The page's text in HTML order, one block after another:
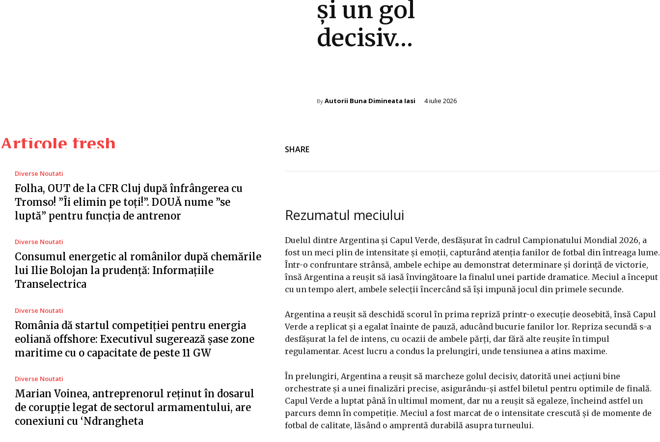
și un gol
decisiv…
By Autorii Buna Dimineata Iasi 4 iulie 2026
Articole fresh
Diverse Noutati
Folha, OUT de la CFR Cluj după înfrângerea cu
Tromso! ”Îi elimin pe toți!”. DOUĂ nume ”se
luptă” pentru funcția de antrenor
Diverse Noutati
Consumul energetic al românilor după chemările
lui Ilie Bolojan la prudență: Informațiile
Transelectrica
Diverse Noutati
România dă startul competiției pentru energia
eoliană offshore: Executivul sugerează șase zone
maritime cu o capacitate de peste 11 GW
Diverse Noutati
Marian Voinea, antreprenorul reținut în dosarul
de corupție legat de sectorul armamentului, are
conexiuni cu ‘Ndrangheta
SHARE
Rezumatul meciului
Duelul dintre Argentina și Capul Verde, desfășurat în cadrul Campionatului Mondial 2026, a
fost un meci plin de intensitate și emoții, capturând atenția fanilor de fotbal din întreaga lume.
Într-o confruntare strânsă, ambele echipe au demonstrat determinare și dorință de victorie,
însă Argentina a reușit să iasă învingătoare la finalul unei partide dramatice. Meciul a început
cu un tempo alert, ambele selecții încercând să își impună jocul din primele secunde.
Argentina a reușit să deschidă scorul în prima repriză printr-o execuție deosebită, însă Capul
Verde a replicat și a egalat înainte de pauză, aducând bucurie fanilor lor. Repriza secundă s-a
desfășurat la fel de intens, cu ocazii de ambele părți, dar fără alte reușite în timpul
regulamentar. Acest lucru a condus la prelungiri, unde tensiunea a atins maxime.
În prelungiri, Argentina a reușit să marcheze golul decisiv, datorită unei acțiuni bine
orchestrate și a unei finalizări precise, asigurându-și astfel biletul pentru optimile de finală.
Capul Verde a luptat până în ultimul moment, dar nu a reușit să egaleze, încheind astfel un
parcurs demn în competiție. Meciul a fost marcat de o intensitate crescută și de momente de
fotbal de calitate, lăsând o amprentă durabilă asupra turneului.